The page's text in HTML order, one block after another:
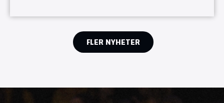
FLER NYHETER